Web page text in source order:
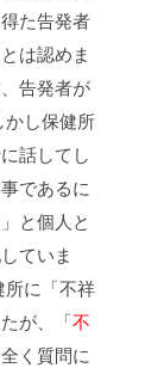
た告発者
は認めま
告発者が
かし保健所
話してし
であるに
と個人と
ていま
所に「不祥
が、「不
く質問に